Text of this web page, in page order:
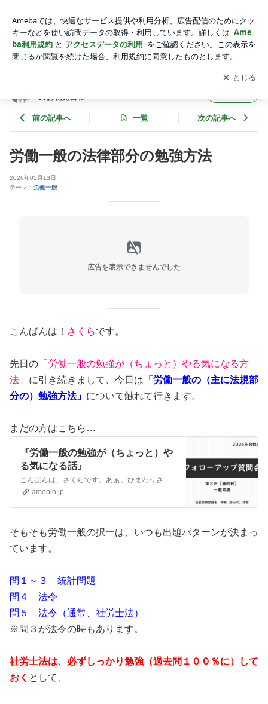
くらとひまわりのお花見日和
アプリをダウンロードして ブログの更新通知
を受け取りまし
ょう。
開く
のお花見日和
前の記事へ 一覧 次の記事へ
労働一般の法律部分の勉強方法
2026年05月13日
テーマ： 労働一般
広告を表示できませんでした
こんばんは！ さくらです。
先日の 「労働一般の勉強が（ちょっと）やる気になる方
法」 に引き続きまして、今日は 「労働一般の（主に法規部
分の）勉強方法」 について触れて行きます。
まだの方はこちら…
『労働一般の勉強が（ちょっと）や
る気になる話』
こんばんは、さくらです。あぁ、ひまわりさんの、「爆食写真」が見れて、ホッとしました。（でも、お体お大事にしてくださいね…）さて。いま、社労士試験がらみで色々な…
ameblo.jp
そもそも労働一般の択一は、いつも出題パターンが決まっ
ています。
問１～３ 統計問題
問４ 法令
問５ 法令（通常、社労士法）
※問３が法令の時もあります。
社労士法は、必ずしっかり勉強（過去問１００％に）して
おく として、